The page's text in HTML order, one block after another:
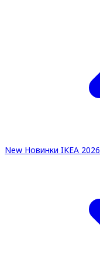
New Новинки IKEA 2026